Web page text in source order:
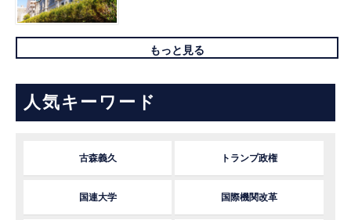
もっと見る
人気キーワード
古森義久 トランプ政権
国連大学 国際機関改革